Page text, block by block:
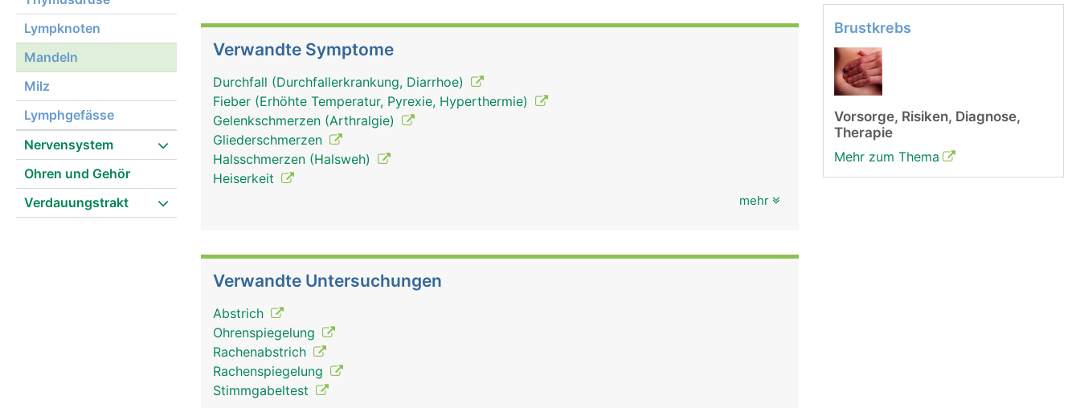
Lympknoten
Mandeln
Milz
Lymphgefässe
Nervensystem
Ohren und Gehör
Verdauungstrakt
Verwandte Symptome
Durchfall (Durchfallerkrankung, Diarrhoe)
Fieber (Erhöhte Temperatur, Pyrexie, Hyperthermie)
Gelenkschmerzen (Arthralgie)
Gliederschmerzen
Halsschmerzen (Halsweh)
Heiserkeit
mehr
Verwandte Untersuchungen
Abstrich
Ohrenspiegelung
Rachenabstrich
Rachenspiegelung
Stimmgabeltest
Brustkrebs
Vorsorge, Risiken, Diagnose,
Therapie
Mehr zum Thema